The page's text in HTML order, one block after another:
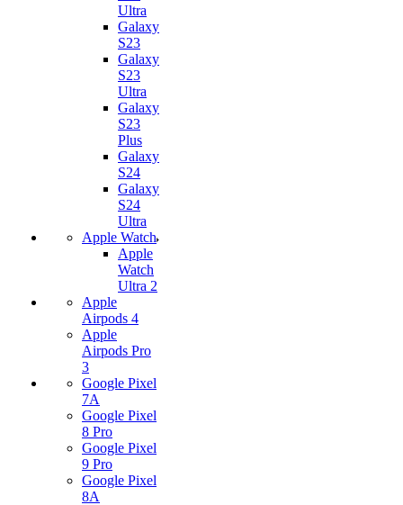
Ultra
Galaxy
S23
Galaxy
S23
Ultra
Galaxy
S23
Plus
Galaxy
S24
Galaxy
S24
Ultra
Apple Watch
Apple
Watch
Ultra 2
Apple
Airpods 4
Apple
Airpods Pro
3
Google Pixel
7А
Google Pixel
8 Pro
Google Pixel
9 Pro
Google Pixel
8A